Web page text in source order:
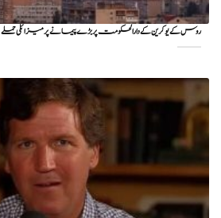
روس کے یوکرین کے دارالحکومت پر بڑے پیمانے پر میزائلی حملے